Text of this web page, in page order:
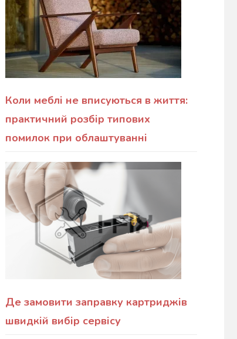
Коли меблі не вписуються в життя:
практичний розбір типових
помилок при облаштуванні
Де замовити заправку картриджів
швидкій вибір сервісу